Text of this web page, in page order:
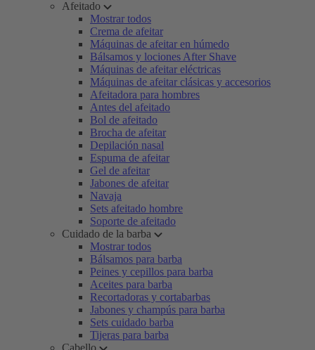
Afeitado
Mostrar todos
Crema de afeitar
Máquinas de afeitar en húmedo
Bálsamos y lociones After Shave
Máquinas de afeitar eléctricas
Máquinas de afeitar clásicas y accesorios
Afeitadora para hombres
Antes del afeitado
Bol de afeitado
Brocha de afeitar
Depilación nasal
Espuma de afeitar
Gel de afeitar
Jabones de afeitar
Navaja
Sets afeitado hombre
Soporte de afeitado
Cuidado de la barba
Mostrar todos
Bálsamos para barba
Peines y cepillos para barba
Aceites para barba
Recortadoras y cortabarbas
Jabones y champús para barba
Sets cuidado barba
Tijeras para barba
Cabello